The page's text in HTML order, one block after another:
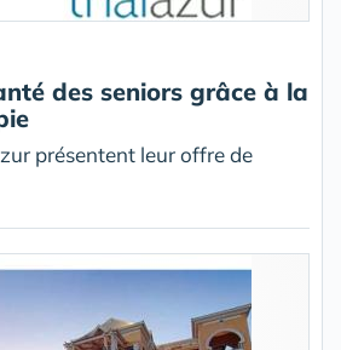
des seniors grâce à la
présentent leur offre de